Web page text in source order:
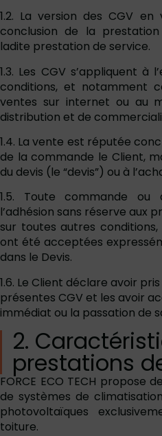
1.2. La version des CGV
conclusion de la
ladite prestation de service.
1.3. Les CGV s’appliquent à
conditions, et notamment
ventes sur internet ou au
distribution et de
1.4. La vente est réputée
de la commande le Client,
du devis (le “devis”) ou à
1.5. Toute commande ou
l’adhésion sans réserve aux
sur toutes autres
ont été acceptées
dans le Devis.
1.6. Le Client déclare avoir
présentes CGV et les avoir
immédiat ou la passation de
2.
prestations
FORCE ECO TECH propose
de systèmes de
photovoltaïques
toiture.